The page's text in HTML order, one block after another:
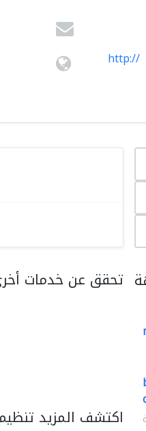
http://
تحقق عن خدمات
اكتشف المزيد